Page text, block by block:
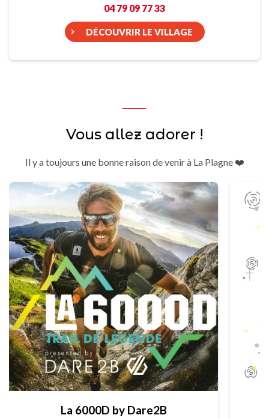
04 79 09 77 33
DÉCOUVRIR LE VILLAGE
Vous allez adorer !
Il y a toujours une bonne raison de venir à La Plagne ❤️
La 6000D by Dare2B